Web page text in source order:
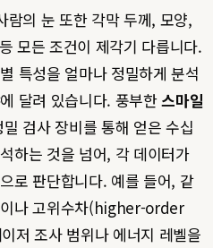
람의 눈 또한 각막 두께, 모양,
모든 조건이 제각기 다릅니다.
특성을 얼마나 정밀하게 분석
달려 있습니다. 풍부한스마일
검사 장비를 통해 얻은 수십
하는 것을 넘어, 각 데이터가
로 판단합니다. 예를 들어, 같
나 고위수차(higher-order
저 조사 범위나 에너지 레벨을